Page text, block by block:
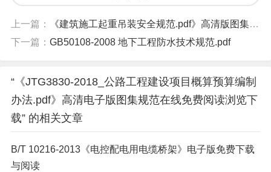
上一篇：
《建筑施工起重吊装安全规范.pdf》高清版图集规范在线下载
下一篇： GB50108-2008 地下工程防水技术规范.pdf
“《JTG3830-2018_公路工程建设项目概算预算编制
办法.pdf》高清电子版图集规范在线免费阅读浏览下
载” 的相关文章
B/T 10216-2013《电控配电用电缆桥架》电子版免费下载
与阅读